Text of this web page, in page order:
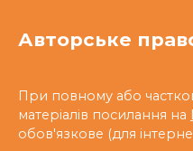
Авторське
При повному або
матеріалів посилання на
обов'язкове (для